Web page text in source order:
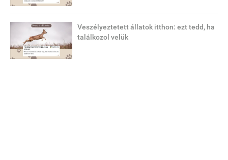
Veszélyeztetett állatok itthon: ezt tedd, ha
találkozol velük